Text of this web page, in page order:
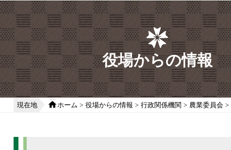
役場からの情報
現在地 ホーム > 役場からの情報 > 行政関係機関 > 農業委員会 >